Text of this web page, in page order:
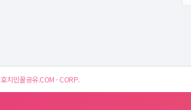
호치민꿀공유.COM - CORP.